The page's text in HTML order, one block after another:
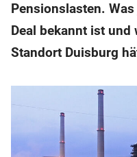
Pensionslasten.
Deal bekannt ist und
Standort Duisburg